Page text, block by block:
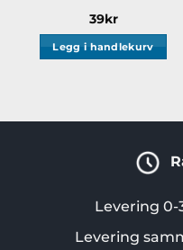
39kr
Legg i handlekurv
Levering 0-
Levering